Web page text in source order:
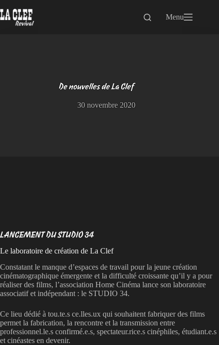
au
contenu
Menu
De nouvelles de La Clef
30 novembre 2020
LANCEMENT DU STUDIO 34
Le laboratoire de création de La Clef
Constatant le manque d’espaces de travail pour la jeune création
cinématographique émergente et la difficulté croissante qu’il y a pour
réaliser des films, l’association Home Cinéma lance son laboratoire
associatif et indépendant : le STUDIO 34.
Ce lieu dédié à tou.te.s ce.lles.ux qui souhaitent fabriquer des films
permet la fabrication, la rencontre et la transmission entre
professionnel.le.s confirmé.e.s, spectateur.rice.s cinéphiles, étudiant.e.s
et cinéastes en devenir.